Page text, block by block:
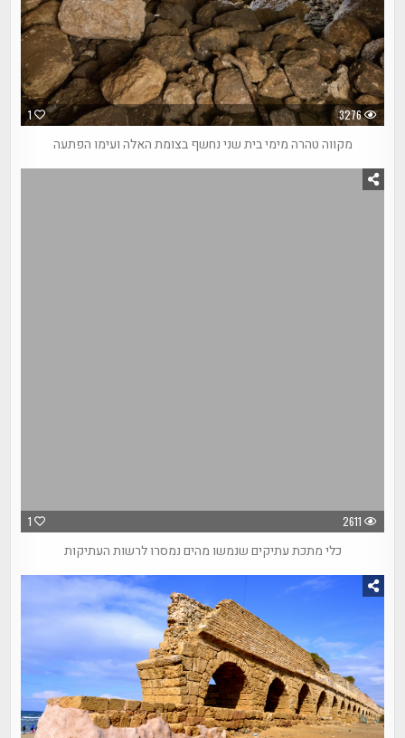
1 3276
מקווה טהרה מימי בית שני נחשף בצומת האלה ועימו הפתעה
1 2611
כלי מתכת עתיקים שנמשו מהים נמסרו לרשות העתיקות